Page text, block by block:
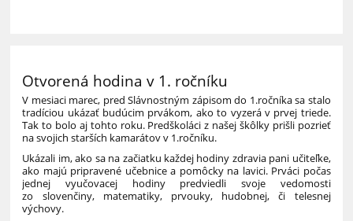
Otvorená hodina v 1. ročníku
V mesiaci marec, pred Slávnostným zápisom do 1.ročníka sa stalo
tradíciou ukázať budúcim prvákom, ako to vyzerá v prvej triede.
Tak to bolo aj tohto roku. Predškoláci z našej škôlky prišli pozrieť
na svojich starších kamarátov v 1.ročníku.
Ukázali im, ako sa na začiatku každej hodiny zdravia pani učiteľke,
ako majú pripravené učebnice a pomôcky na lavici. Prváci počas
jednej vyučovacej hodiny predviedli svoje vedomosti
zo slovenčiny, matematiky, prvouky, hudobnej, či telesnej
výchovy.